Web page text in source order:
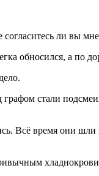
ли вы
обносился, а по
стали
Всё время они